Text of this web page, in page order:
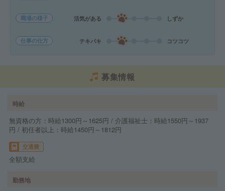
職場の様子 活気がある しずか
仕事の仕方 テキパキ コツコツ
募集情報
時給
無資格の方：時給1300円～1625円 / 介護福祉士：時給1550円～1937
円 / 初任者以上：時給1450円～1812円
交通費
全額支給
勤務地